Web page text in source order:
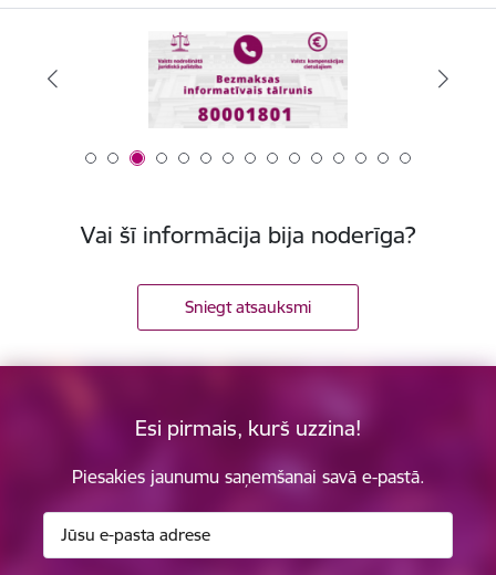
Vai šī informācija bija noderīga?
Sniegt atsauksmi
Esi pirmais, kurš uzzina!
Piesakies jaunumu saņemšanai savā e-pastā.